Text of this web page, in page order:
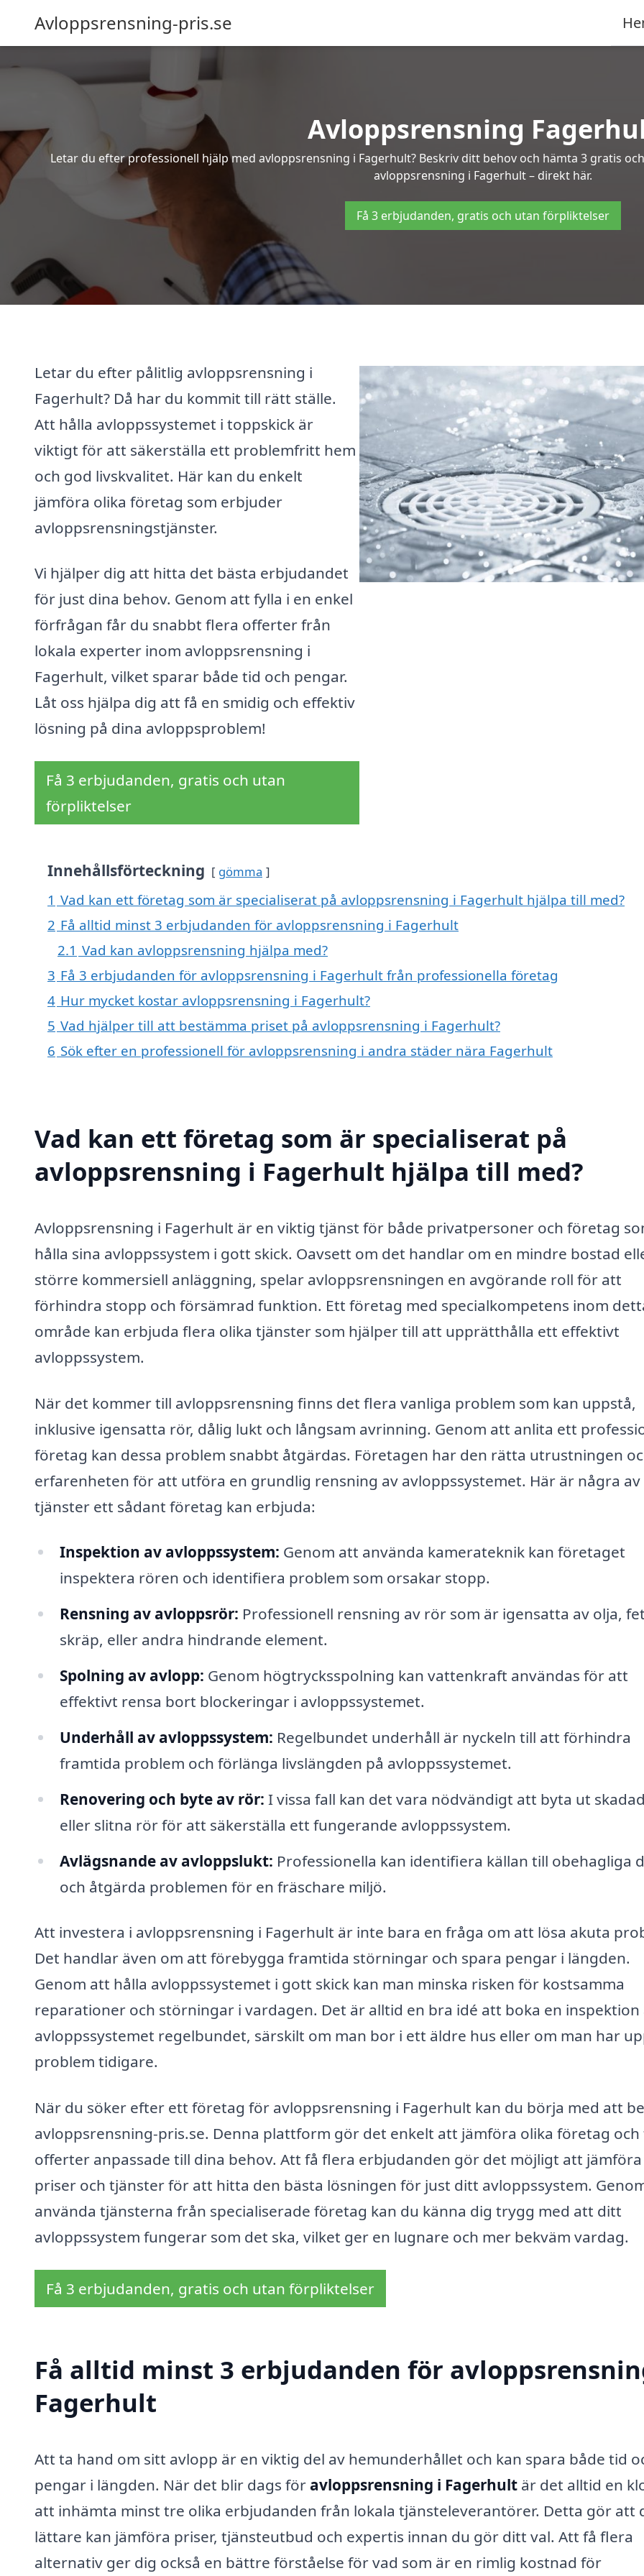
Avloppsrensning-pris.se
Avloppsrensning
Letar du efter professionell hjälp med avloppsrensning i Fagerhult? Beskriv ditt behov och hämta 3 gratis
avloppsrensning i Fagerhult – direkt här.
Få 3 erbjudanden, gratis och utan förpliktelser
Letar du efter pålitlig avloppsrensning i
Fagerhult? Då har du kommit till rätt ställe.
Att hålla avloppssystemet i toppskick är
viktigt för att säkerställa ett problemfritt hem
och god livskvalitet. Här kan du enkelt
jämföra olika företag som erbjuder
avloppsrensningstjänster.
Vi hjälper dig att hitta det bästa erbjudandet
för just dina behov. Genom att fylla i en enkel
förfrågan får du snabbt flera offerter från
lokala experter inom avloppsrensning i
Fagerhult, vilket sparar både tid och pengar.
Låt oss hjälpa dig att få en smidig och effektiv
lösning på dina avloppsproblem!
Få 3 erbjudanden, gratis och utan
förpliktelser
Innehållsförteckning gömma
1 Vad kan ett företag som är specialiserat på avloppsrensning i Fagerhult hjälpa till med?
2 Få alltid minst 3 erbjudanden för avloppsrensning i Fagerhult
2.1 Vad kan avloppsrensning hjälpa med?
3 Få 3 erbjudanden för avloppsrensning i Fagerhult från professionella företag
4 Hur mycket kostar avloppsrensning i Fagerhult?
5 Vad hjälper till att bestämma priset på avloppsrensning i Fagerhult?
6 Sök efter en professionell för avloppsrensning i andra städer nära Fagerhult
Vad kan ett företag som är specialiserat på
avloppsrensning i Fagerhult hjälpa till med?
Avloppsrensning i Fagerhult är en viktig tjänst för både privatpersoner och företag
hålla sina avloppssystem i gott skick. Oavsett om det handlar om en mindre bostad
större kommersiell anläggning, spelar avloppsrensningen en avgörande roll för att
förhindra stopp och försämrad funktion. Ett företag med specialkompetens inom
område kan erbjuda flera olika tjänster som hjälper till att upprätthålla ett effektivt
avloppssystem.
När det kommer till avloppsrensning finns det flera vanliga problem som kan uppstå,
inklusive igensatta rör, dålig lukt och långsam avrinning. Genom att anlita ett
företag kan dessa problem snabbt åtgärdas. Företagen har den rätta utrustningen
erfarenheten för att utföra en grundlig rensning av avloppssystemet. Här är några av
tjänster ett sådant företag kan erbjuda:
Inspektion av avloppssystem: Genom att använda kamerateknik kan företaget
inspektera rören och identifiera problem som orsakar stopp.
Rensning av avloppsrör: Professionell rensning av rör som är igensatta av olja,
skräp, eller andra hindrande element.
Spolning av avlopp: Genom högtrycksspolning kan vattenkraft användas för att
effektivt rensa bort blockeringar i avloppssystemet.
Underhåll av avloppssystem: Regelbundet underhåll är nyckeln till att förhindra
framtida problem och förlänga livslängden på avloppssystemet.
Renovering och byte av rör: I vissa fall kan det vara nödvändigt att byta ut
eller slitna rör för att säkerställa ett fungerande avloppssystem.
Avlägsnande av avloppslukt: Professionella kan identifiera källan till obehagliga
och åtgärda problemen för en fräschare miljö.
Att investera i avloppsrensning i Fagerhult är inte bara en fråga om att lösa akuta
Det handlar även om att förebygga framtida störningar och spara pengar i längden.
Genom att hålla avloppssystemet i gott skick kan man minska risken för kostsamma
reparationer och störningar i vardagen. Det är alltid en bra idé att boka en inspektion
avloppssystemet regelbundet, särskilt om man bor i ett äldre hus eller om man har
problem tidigare.
När du söker efter ett företag för avloppsrensning i Fagerhult kan du börja med att
avloppsrensning-pris.se. Denna plattform gör det enkelt att jämföra olika företag och
offerter anpassade till dina behov. Att få flera erbjudanden gör det möjligt att jämföra
priser och tjänster för att hitta den bästa lösningen för just ditt avloppssystem.
använda tjänsterna från specialiserade företag kan du känna dig trygg med att ditt
avloppssystem fungerar som det ska, vilket ger en lugnare och mer bekväm vardag.
Få 3 erbjudanden, gratis och utan förpliktelser
Få alltid minst 3 erbjudanden för
Fagerhult
Att ta hand om sitt avlopp är en viktig del av hemunderhållet och kan spara både tid
pengar i längden. När det blir dags för avloppsrensning i Fagerhult är det alltid en
att inhämta minst tre olika erbjudanden från lokala tjänsteleverantörer. Detta gör att
lättare kan jämföra priser, tjänsteutbud och expertis innan du gör ditt val. Att få flera
alternativ ger dig också en bättre förståelse för vad som är en rimlig kostnad för